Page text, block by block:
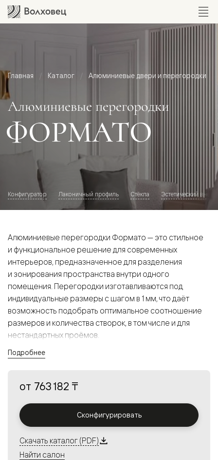
Главная Каталог Алюминиевые двери и перегородки
Алюминиевые перегородки
ФОРМАТО
Конфигуратор Лаконичный профиль Стёкла Эстетический
Алюминиевые перегородки Формато — это стильное
и функциональное решение для современных
интерьеров, предназначенное для разделения
и зонирования пространства внутри одного
помещения. Перегородки изготавливаются под
индивидуальные размеры с шагом в 1 мм, что даёт
возможность подобрать оптимальное соотношение
размеров и количества створок, в том числе и для
нестандартных проёмов.
а большой выбор вставок из стекла с различными
решения в интерьере и варьировать освещённость.
Алюминиевые перегородки имеют единый профиль
с алюминиевыми дверьми и легко сочетаются в одном
Подробнее
от 763 182 ₸
Сконфигурировать
Скачать каталог (PDF)
Найти салон